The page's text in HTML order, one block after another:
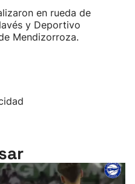
en rueda de
y Deportivo
Mendizorroza.